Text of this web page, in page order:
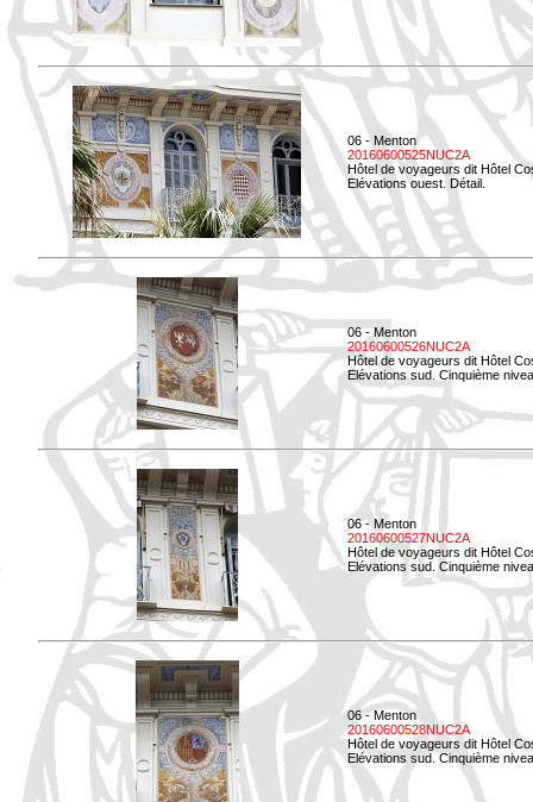
06 - Menton
20160600525NUC2A
Hôtel de voyageurs dit Hôtel
Elévations ouest. Détail.
06 - Menton
20160600526NUC2A
Hôtel de voyageurs dit Hôtel
Elévations sud. Cinquième
06 - Menton
20160600527NUC2A
Hôtel de voyageurs dit Hôtel
Elévations sud. Cinquième
06 - Menton
20160600528NUC2A
Hôtel de voyageurs dit Hôtel
Elévations sud. Cinquième